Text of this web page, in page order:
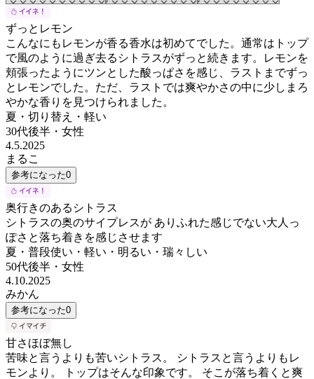
ずっとレモン
こんなにもレモンが香る香水は初めてでした。通常はトップ
で風のように過ぎ去るシトラスがずっと続きます。レモンを
頬張ったようにツンとした酸っぱさを感じ、ラストまでずっ
とレモンでした。ただ、ラストでは爽やかさの中に少しまろ
やかな香りを見つけられました。
夏・切り替え・軽い
30代後半 ・ 女性
4.5.2025
まるこ
参考になった0
奥行きのあるシトラス
シトラスの奥のサイプレスが ありふれた感じでない大人っ
ぽさと落ち着きを感じさせます
夏・普段使い・軽い・明るい・瑞々しい
50代後半 ・ 女性
4.10.2025
みかん
参考になった0
甘さほぼ無し
苦味と言うよりも苦いシトラス。 シトラスと言うよりもレ
モンより。 トップはそんな印象です。 そこが落ち着くと爽